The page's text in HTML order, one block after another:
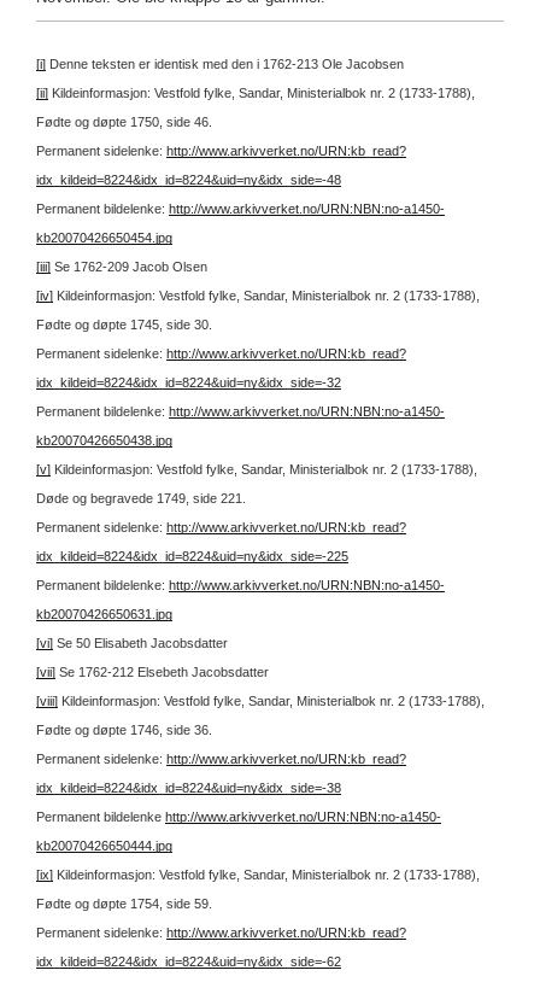
[i] Denne teksten er identisk med den i 1762-213 Ole Jacobsen
[ii] Kildeinformasjon: Vestfold fylke, Sandar, Ministerialbok nr. 2 (1733-1788),
Fødte og døpte 1750, side 46.
Permanent sidelenke: http://www.arkivverket.no/URN:kb_read?
idx_kildeid=8224&idx_id=8224&uid=ny&idx_side=-48
Permanent bildelenke: http://www.arkivverket.no/URN:NBN:no-a1450-
kb20070426650454.jpg
[iii] Se 1762-209 Jacob Olsen
[iv] Kildeinformasjon: Vestfold fylke, Sandar, Ministerialbok nr. 2 (1733-1788),
Fødte og døpte 1745, side 30.
Permanent sidelenke: http://www.arkivverket.no/URN:kb_read?
idx_kildeid=8224&idx_id=8224&uid=ny&idx_side=-32
Permanent bildelenke: http://www.arkivverket.no/URN:NBN:no-a1450-
kb20070426650438.jpg
[v] Kildeinformasjon: Vestfold fylke, Sandar, Ministerialbok nr. 2 (1733-1788),
Døde og begravede 1749, side 221.
Permanent sidelenke: http://www.arkivverket.no/URN:kb_read?
idx_kildeid=8224&idx_id=8224&uid=ny&idx_side=-225
Permanent bildelenke: http://www.arkivverket.no/URN:NBN:no-a1450-
kb20070426650631.jpg
[vi] Se 50 Elisabeth Jacobsdatter
[vii] Se 1762-212 Elsebeth Jacobsdatter
[viii] Kildeinformasjon: Vestfold fylke, Sandar, Ministerialbok nr. 2 (1733-1788),
Fødte og døpte 1746, side 36.
Permanent sidelenke: http://www.arkivverket.no/URN:kb_read?
idx_kildeid=8224&idx_id=8224&uid=ny&idx_side=-38
Permanent bildelenke http://www.arkivverket.no/URN:NBN:no-a1450-
kb20070426650444.jpg
[ix] Kildeinformasjon: Vestfold fylke, Sandar, Ministerialbok nr. 2 (1733-1788),
Fødte og døpte 1754, side 59.
Permanent sidelenke: http://www.arkivverket.no/URN:kb_read?
idx_kildeid=8224&idx_id=8224&uid=ny&idx_side=-62